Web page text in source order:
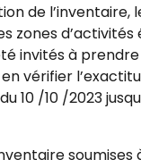
de l’inventaire,
zones d’activités
invités à
vérifier
10 /10 /2023